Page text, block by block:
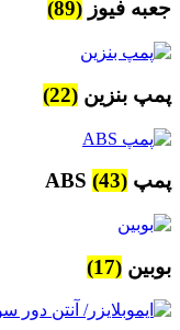
جعبه فیوز (89)
پمپ بنزین (22)
پمپ ABS (43)
بوبین (17)